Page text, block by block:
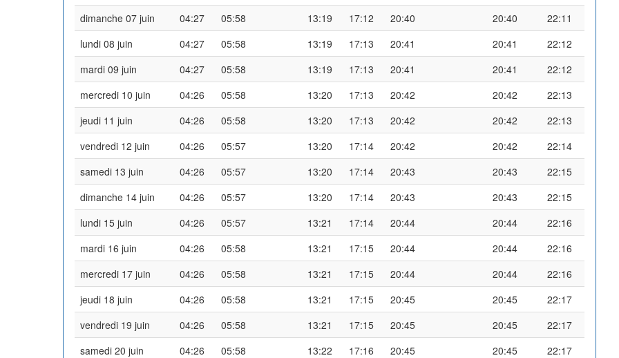
dimanche 07 juin
04:27 05:58 13:19 17:12 20:40 20:40
22:11
lundi 08 juin
04:27 05:58 13:19 17:13 20:41 20:41
22:12
mardi 09 juin
04:27 05:58 13:19 17:13 20:41 20:41
22:12
mercredi 10 juin
04:26 05:58 13:20 17:13 20:42 20:42
22:13
jeudi 11 juin
04:26 05:58 13:20 17:13 20:42 20:42
22:13
vendredi 12 juin
04:26 05:57 13:20 17:14 20:42 20:42
22:14
samedi 13 juin
04:26 05:57 13:20 17:14 20:43 20:43
22:15
dimanche 14 juin
04:26 05:57 13:20 17:14 20:43 20:43
22:15
lundi 15 juin
04:26 05:57 13:21 17:14 20:44 20:44
22:16
mardi 16 juin
04:26 05:58 13:21 17:15 20:44 20:44
22:16
mercredi 17 juin
04:26 05:58 13:21 17:15 20:44 20:44
22:16
jeudi 18 juin
04:26 05:58 13:21 17:15 20:45 20:45
22:17
vendredi 19 juin
04:26 05:58 13:21 17:15 20:45 20:45
22:17
samedi 20 juin
04:26 05:58 13:22 17:16 20:45 20:45
22:17